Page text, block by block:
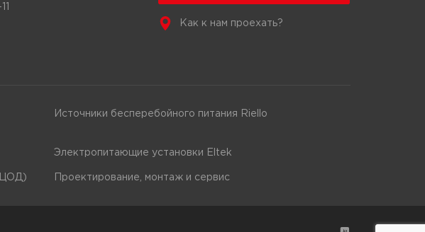
Как к нам проехать?
Источники бесперебойного питания Riello
Электропитающие установки Eltek
Проектирование, монтаж и сервис